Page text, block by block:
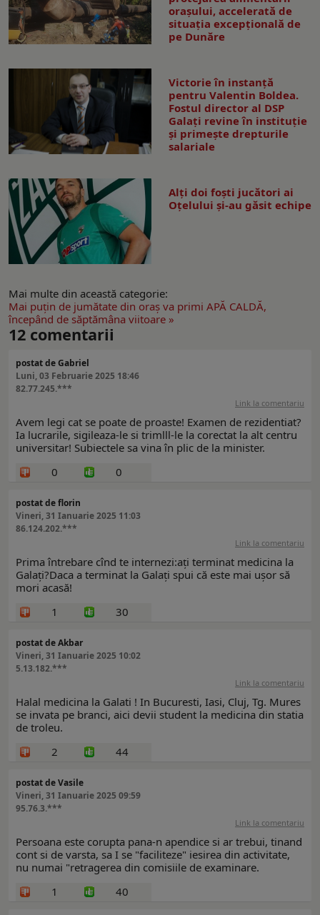
orașului, accelerată de
situația excepțională de
pe Dunăre
Victorie în instanță
pentru Valentin Boldea.
Fostul director al DSP
Galați revine în instituție
și primește drepturile
salariale
Alți doi foști jucători ai
Oțelului și-au găsit echipe
Mai multe din această categorie:
Mai puţin de jumătate din oraş va primi APĂ CALDĂ,
începând de săptămâna viitoare »
12 comentarii
postat de Gabriel
Luni, 03 Februarie 2025 18:46
82.77.245.***
Link la comentariu
Avem legi cat se poate de proaste! Examen de rezidentiat?
Ia lucrarile, sigileaza-le si trimlll-le la corectat la alt centru
universitar! Subiectele sa vina în plic de la minister.
0
0
postat de florin
Vineri, 31 Ianuarie 2025 11:03
86.124.202.***
Link la comentariu
Prima întrebare cînd te internezi:ați terminat medicina la
Galați?Daca a terminat la Galați spui că este mai ușor să
mori acasă!
1
30
postat de Akbar
Vineri, 31 Ianuarie 2025 10:02
5.13.182.***
Link la comentariu
Halal medicina la Galati ! In Bucuresti, Iasi, Cluj, Tg. Mures
se invata pe branci, aici devii student la medicina din statia
de troleu.
2
44
postat de Vasile
Vineri, 31 Ianuarie 2025 09:59
95.76.3.***
Link la comentariu
Persoana este corupta pana-n apendice si ar trebui, tinand
cont si de varsta, sa I se "faciliteze" iesirea din activitate,
nu numai "retragerea din comisiile de examinare.
1
40